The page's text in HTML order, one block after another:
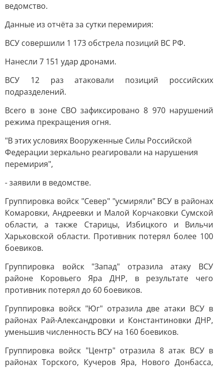
ведомство.
Данные из отчёта за сутки перемирия:
ВСУ совершили 1 173 обстрела позиций ВС РФ.
Нанесли 7 151 удар дронами.
ВСУ 12 раз атаковали позиций российских
подразделений.
Всего в зоне СВО зафиксировано 8 970 нарушений
режима прекращения огня.
"В этих условиях Вооруженные Силы Российской
Федерации зеркально реагировали на нарушения
перемирия",
- заявили в ведомстве.
Группировка войск "Север" "усмиряли" ВСУ в районах
Комаровки, Андреевки и Малой Корчаковки Сумской
области, а также Старицы, Избицкого и Вильчи
Харьковской области. Противник потерял более 100
боевиков.
Группировка войск "Запад" отразила атаку ВСУ
районе Коровьего Яра ДНР, в результате чего
противник потерял до 60 боевиков.
Группировка войск "Юг" отразила две атаки ВСУ в
районах Рай-Александровки и Константиновки ДНР,
уменьшив численность ВСУ на 160 боевиков.
Группировка войск "Центр" отразила 8 атак ВСУ в
районах Торского, Кучеров Яра, Нового Донбасса,